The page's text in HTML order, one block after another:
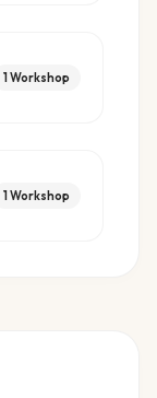
1 Workshop
1 Workshop